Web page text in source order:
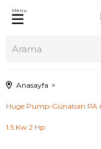
Menu
Anasayfa
Huge Pump-Günalsan PA
1.5 Kw 2 Hp